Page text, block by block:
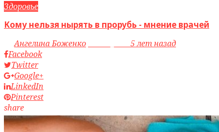
Здоровье
Кому нельзя нырять в прорубь - мнение врачей
byАнгелина Боженко
5 лет назад
Facebook
Twitter
Google+
LinkedIn
Pinterest
share